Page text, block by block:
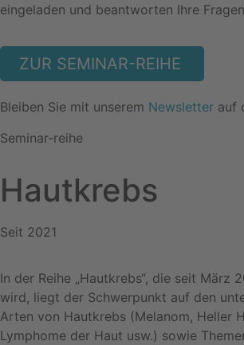
eingeladen und beantworten Ihre
ZUR SEMINAR-REIHE
Bleiben Sie mit unserem Newsletter auf
Seminar-reihe
Hautkrebs
Seit 2021
In der Reihe „Hautkrebs“, die seit März
wird, liegt der Schwerpunkt auf den
Arten von Hautkrebs (Melanom, Heller
Lymphome der Haut usw.) sowie